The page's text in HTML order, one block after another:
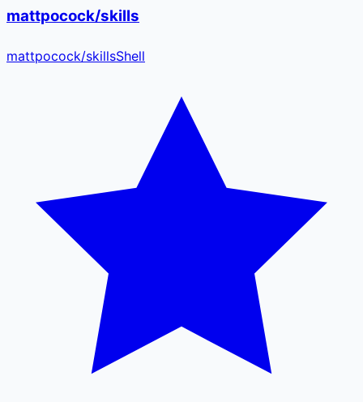
mattpocock/skills
mattpocock/skillsShell